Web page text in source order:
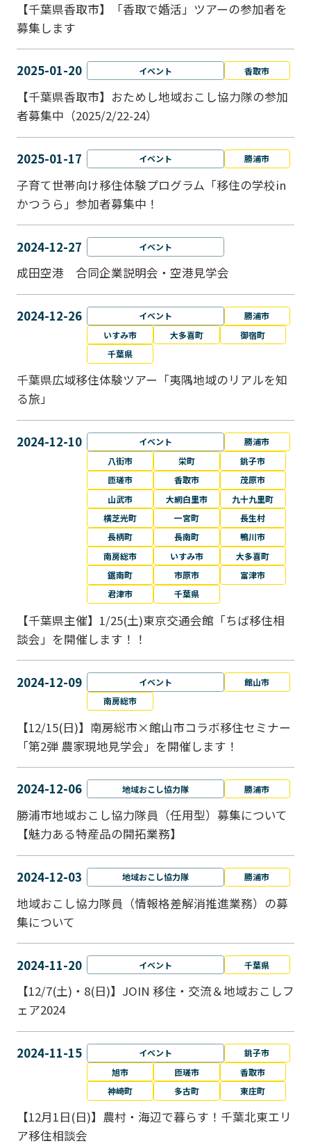
【千葉県香取市】「香取で婚活」ツアーの参加者を
募集します
2025-01-20 イベント 香取市
【千葉県香取市】おためし地域おこし協力隊の参加
者募集中（2025/2/22-24）
2025-01-17 イベント 勝浦市
子育て世帯向け移住体験プログラム「移住の学校in
かつうら」参加者募集中！
2024-12-27 イベント
成田空港 合同企業説明会・空港見学会
2024-12-26 イベント
勝浦市
いすみ市
大多喜町
御宿町
千葉県
千葉県広域移住体験ツアー「夷隅地域のリアルを知
る旅」
2024-12-10 イベント
勝浦市
八街市
栄町
銚子市
匝瑳市
香取市
茂原市
山武市
大網白里市
九十九里町
横芝光町
一宮町
長生村
長柄町
長南町
鴨川市
南房総市
いすみ市
大多喜町
鋸南町
市原市
富津市
君津市
千葉県
【千葉県主催】1/25(土)東京交通会館「ちば移住相
談会」を開催します！！
2024-12-09 イベント
館山市
南房総市
【12/15(日)】南房総市×館山市コラボ移住セミナー
「第2弾 農家現地見学会」を開催します！
2024-12-06 地域おこし協力隊 勝浦市
勝浦市地域おこし協力隊員（任用型）募集について
【魅力ある特産品の開拓業務】
2024-12-03 地域おこし協力隊 勝浦市
地域おこし協力隊員（情報格差解消推進業務）の募
集について
2024-11-20 イベント 千葉県
【12/7(土)・8(日)】JOIN 移住・交流＆地域おこしフ
ェア2024
2024-11-15 イベント
銚子市
旭市
匝瑳市
香取市
神崎町
多古町 東庄町
【12月1日(日)】農村・海辺で暮らす！千葉北東エリ
ア移住相談会